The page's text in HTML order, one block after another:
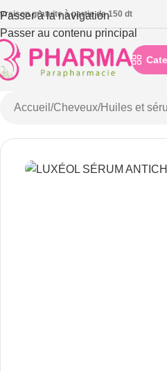
Passer à la navigation
Passer au contenu principal
gratuite à partie de 150 dt
Accueil /Cheveux/Huiles et